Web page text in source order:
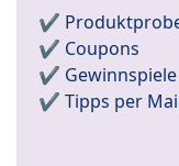
✔️
✔️ Coupons
✔️ Gewinnspiele
✔️ Tipps per